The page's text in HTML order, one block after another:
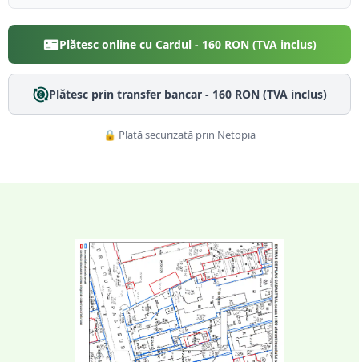
Plătesc online cu Cardul - 160RON (TVA inclus)
Plătesc prin transfer bancar - 160RON (TVA inclus)
🔒 Plată securizată prin Netopia